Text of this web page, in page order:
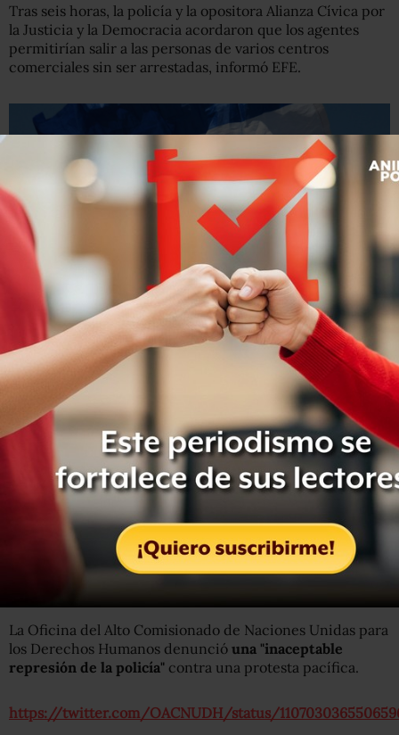
Tras seis horas, la policía y la opositora Alianza Cívica por
la Justicia y la Democracia acordaron que los agentes
permitirían salir a las personas de varios centros
comerciales sin ser arrestadas, informó EFE.
AFP
La policía impidió que la manifestación se llevara a cabo y
muchas personas se refugiaron en gasolineras o centros
comerciales que fueron rodeados por agentes durante
La Unidad Nacional Azul y Blanco comunicó que, entre
los detenidos, se encontraban el exministro de
Educación nicaragüense Humberto Belli, la exguerrillera
sandinista Mónica Baltodano, la líder opositora Ana
La Oficina del Alto Comisionado de Naciones Unidas para
los Derechos Humanos denunció una "inaceptable
represión de la policía" contra una protesta pacífica.
https://twitter.com/OACNUDH/status/